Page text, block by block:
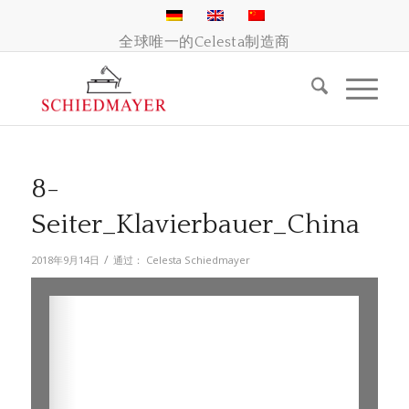
全球唯一的Celesta制造商
8-
Seiter_Klavierbauer_China
2018年9月14日 / 通过： Celesta Schiedmayer